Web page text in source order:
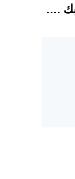
....